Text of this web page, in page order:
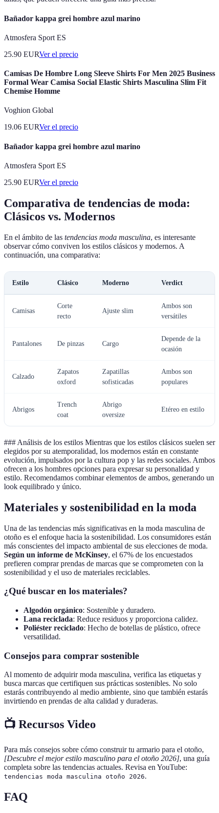
Bañador kappa grei hombre azul marino
Atmosfera Sport ES
25.90 EURVer el precio
Camisas De Hombre Long Sleeve Shirts For Men 2025 Business
Formal Wear Camisa Social Elastic Shirts Masculina Slim Fit
Chemise Homme
Voghion Global
19.06 EURVer el precio
Bañador kappa grei hombre azul marino
Atmosfera Sport ES
25.90 EURVer el precio
Comparativa de tendencias de moda:
Clásicos vs. Modernos
En el ámbito de las tendencias moda masculina, es interesante
observar cómo conviven los estilos clásicos y modernos. A
continuación, una comparativa:
Estilo Clásico Moderno Verdict
Camisas
Corte
recto
Ajuste slim
Ambos son
versátiles
Pantalones De pinzas Cargo
Depende de la
ocasión
Calzado
Zapatos
oxford
Zapatillas
sofisticadas
Ambos son
populares
Abrigos
Trench
coat
Abrigo
oversize
Etéreo en estilo
### Análisis de los estilos Mientras que los estilos clásicos suelen ser
elegidos por su atemporalidad, los modernos están en constante
evolución, impulsados por la cultura pop y las redes sociales. Ambos
ofrecen a los hombres opciones para expresar su personalidad y
estilo. Recomendamos combinar elementos de ambos, generando un
look equilibrado y único.
Materiales y sostenibilidad en la moda
Una de las tendencias más significativas en la moda masculina de
otoño es el enfoque hacia la sostenibilidad. Los consumidores están
más conscientes del impacto ambiental de sus elecciones de moda.
Según un informe de McKinsey, el 67% de los encuestados
prefieren comprar prendas de marcas que se comprometen con la
sostenibilidad y el uso de materiales reciclables.
¿Qué buscar en los materiales?
Algodón orgánico: Sostenible y duradero.
Lana reciclada: Reduce residuos y proporciona calidez.
Poliéster reciclado: Hecho de botellas de plástico, ofrece
versatilidad.
Consejos para comprar sostenible
Al momento de adquirir moda masculina, verifica las etiquetas y
busca marcas que certifiquen sus prácticas sostenibles. No solo
estarás contribuyendo al medio ambiente, sino que también estarás
invirtiendo en prendas de alta calidad y duraderas.
📺 Recursos Video
Para más consejos sobre cómo construir tu armario para el otoño,
[Descubre el mejor estilo masculino para el otoño 2026], una guía
completa sobre las tendencias actuales. Revisa en YouTube:
tendencias moda masculina otoño 2026.
FAQ